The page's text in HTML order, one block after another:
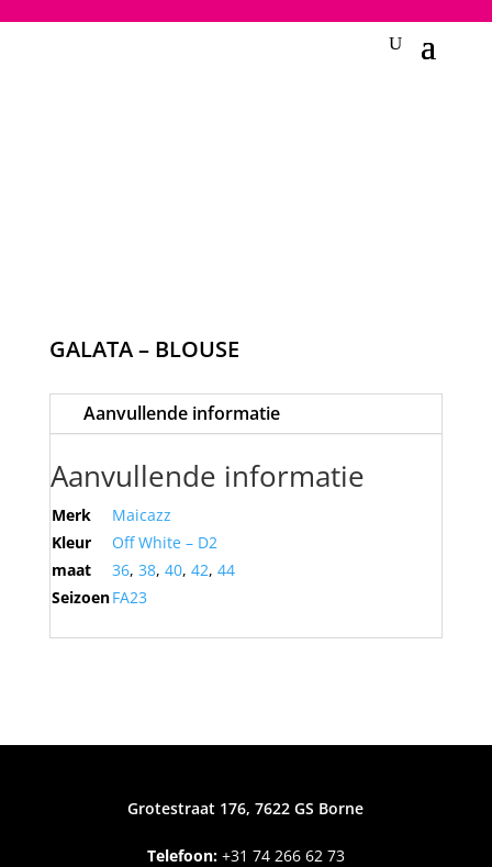
GALATA – BLOUSE
Aanvullende informatie
Aanvullende informatie
Merk
Maicazz
Kleur
Off White – D2
maat
36, 38, 40, 42, 44
SeizoenFA23
Grotestraat 176, 7622 GS Borne
Telefoon:+31 74 266 62 73